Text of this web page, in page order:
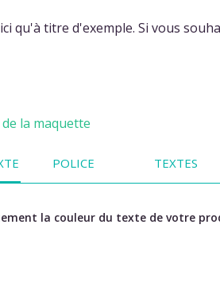
qu'à titre d'exemple. Si vous
la maquette
POLICE TEXTES
la couleur du texte de votre